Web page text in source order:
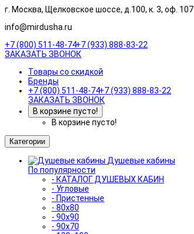
г. Москва, Щелковское шоссе, д.100, к. 3, оф. 107
info@mirdusha.ru
+7 (800) 511-48-74+7 (933) 888-83-22
ЗАКАЗАТЬ ЗВОНОК
Товары со скидкой
Бренды
+7 (800) 511-48-74+7 (933) 888-83-22
ЗАКАЗАТЬ ЗВОНОК
В корзине пусто!
В корзине пусто!
Категории
Душевые кабины
По популярности
- КАТАЛОГ ДУШЕВЫХ КАБИН
- Угловые
- Пристенные
- 80x80
- 90x90
- 90x70